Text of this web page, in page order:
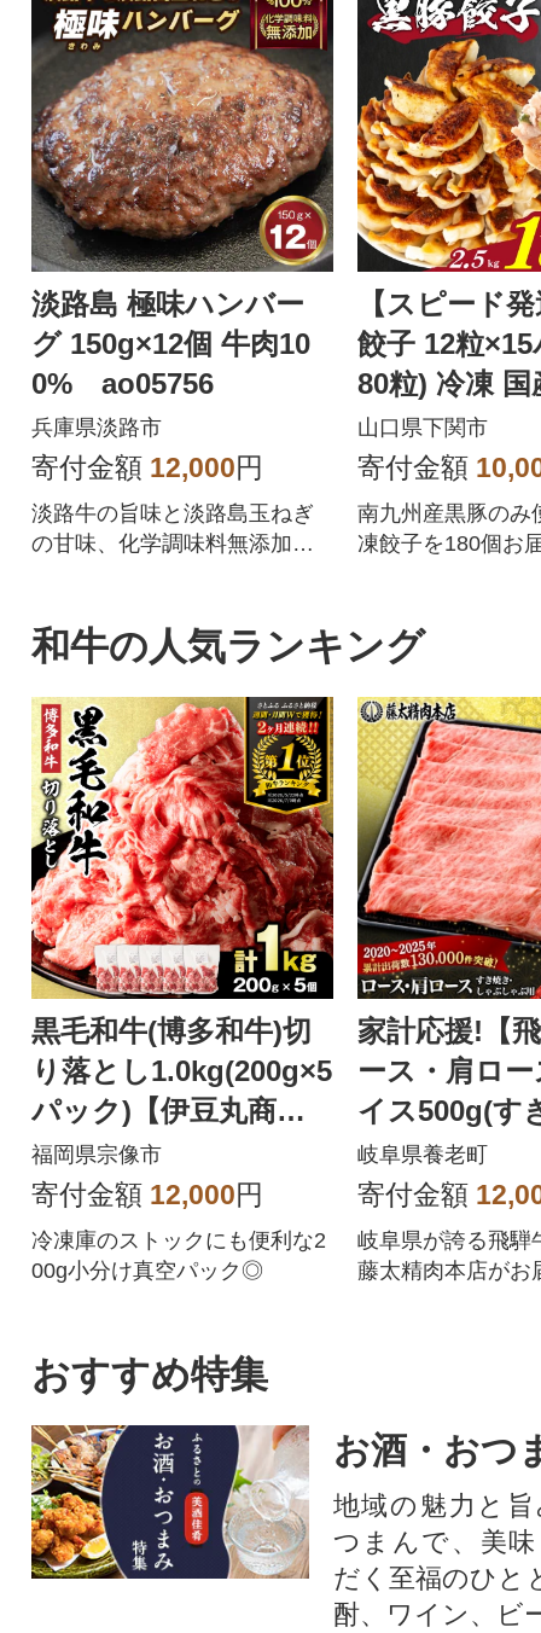
淡路島 極味ハンバー
グ 150g×12個 牛肉10
0% ao05756
兵庫県淡路市
寄付金額 12,000円
淡路牛の旨味と淡路島玉ねぎ
の甘味、化学調味料無添加の
【スピード
餃子 12粒
80粒) 冷凍 国
あり IB051
山口県下関市
寄付金額
南九州産黒豚のみ
凍餃子を180個お
黒豚餃子を、是非
楽しみ下さい!!
和牛の人気ランキング
黒毛和牛(博多和牛)切
り落とし1.0kg(200g×5
パック)【伊豆丸商
店】_HA1511
福岡県宗像市
寄付金額 12,000円
冷凍庫のストックにも便利な2
00g小分け真空パック◎
家計応援!【
ース・肩ロ
イス500g(す
ゃぶしゃぶ)
黒毛和牛
岐阜県養老町
寄付金額
岐阜県が誇る飛騨
藤太精肉本店がお
おすすめ特集
お酒・おつ
地域の魅力と
つまんで、美
だく至福のひと
酎、ワイン、ビ